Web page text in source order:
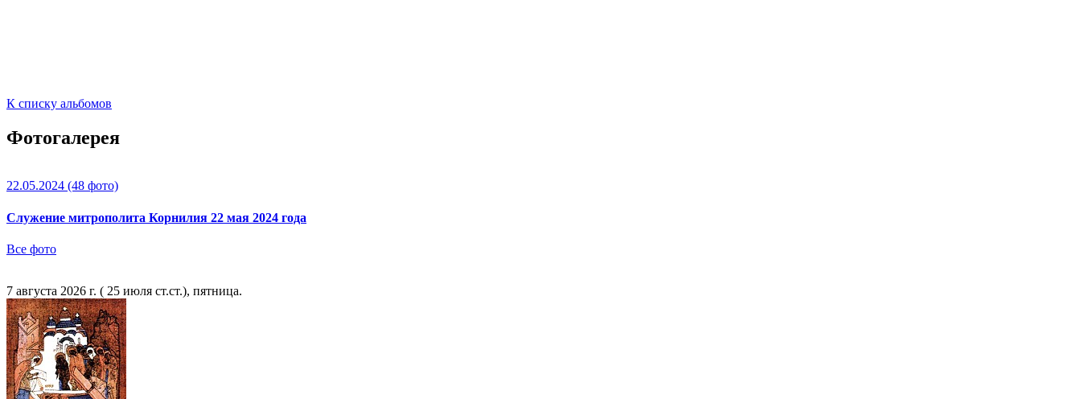
К списку альбомов
Фотогалерея
22.05.2024 (48 фото)
Служение митрополита Корнилия 22 мая 2024 года
Все фото
7 августа 2026 г. ( 25 июля ст.ст.), пятница.